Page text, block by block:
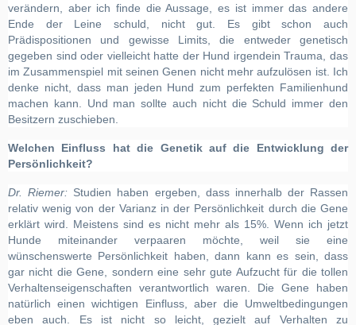
verändern, aber ich finde die Aussage, es ist immer das andere
Ende der Leine schuld, nicht gut. Es gibt schon auch
Prädispositionen und gewisse Limits, die entweder genetisch
gegeben sind oder vielleicht hatte der Hund irgendein Trauma, das
im Zusammenspiel mit seinen Genen nicht mehr aufzulösen ist. Ich
denke nicht, dass man jeden Hund zum perfekten Familienhund
machen kann. Und man sollte auch nicht die Schuld immer den
Besitzern zuschieben.
Welchen Einfluss hat die Genetik auf die Entwicklung der
Persönlichkeit?
Dr. Riemer: Studien haben ergeben, dass innerhalb der Rassen
relativ wenig von der Varianz in der Persönlichkeit durch die Gene
erklärt wird. Meistens sind es nicht mehr als 15%. Wenn ich jetzt
Hunde miteinander verpaaren möchte, weil sie eine
wünschenswerte Persönlichkeit haben, dann kann es sein, dass
gar nicht die Gene, sondern eine sehr gute Aufzucht für die tollen
Verhaltenseigenschaften verantwortlich waren. Die Gene haben
natürlich einen wichtigen Einfluss, aber die Umweltbedingungen
eben auch. Es ist nicht so leicht, gezielt auf Verhalten zu